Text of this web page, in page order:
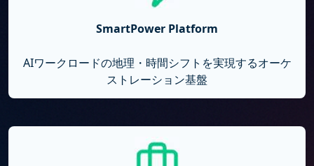
SmartPower Platform
AIワークロードの地理・時間シフトを実現するオーケ
ストレーション基盤